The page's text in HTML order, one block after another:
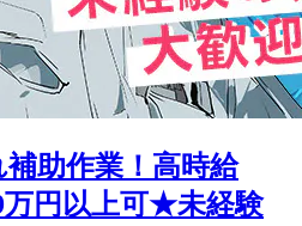
助作業！高時給
円以上可★未経験